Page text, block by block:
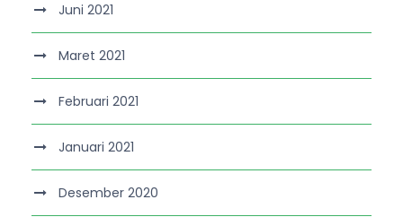
Juni 2021
Maret 2021
Februari 2021
Januari 2021
Desember 2020